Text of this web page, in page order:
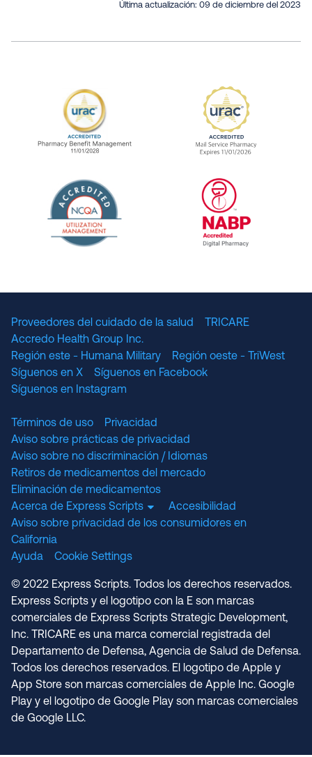
Última actualización: 09 de diciembre del 2023
URAC Accredited Pharmacy Benefit
URAC
Proveedores del cuidado de la salud
TRICARE
Accredo Health Group Inc.
Región este - Humana Military
Región oeste - TriWest
Síguenos en X
Síguenos en Facebook
Síguenos en Instagram
Términos de uso
Privacidad
Aviso sobre prácticas de privacidad
Aviso sobre no discriminación / Idiomas
Retiros de medicamentos del mercado
Eliminación de medicamentos
Acerca de Express Scripts
Accesibilidad
Aviso sobre privacidad de los consumidores en
California
Ayuda
Cookie Settings
© 2022 Express Scripts. Todos los derechos reservados.
Express Scripts y el logotipo con la E son marcas
comerciales de Express Scripts Strategic Development,
Inc. TRICARE es una marca comercial registrada del
Departamento de Defensa, Agencia de Salud de Defensa.
Todos los derechos reservados. El logotipo de Apple y
App Store son marcas comerciales de Apple Inc. Google
Play y el logotipo de Google Play son marcas comerciales
de Google LLC.